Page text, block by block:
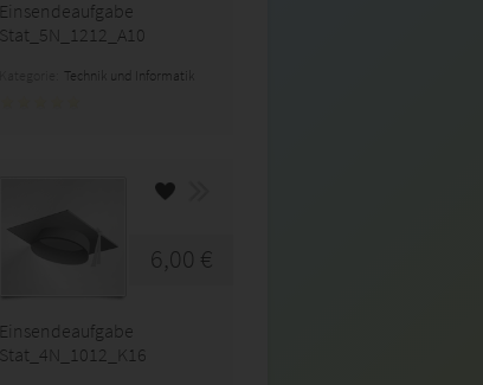
Einsendeaufgabe
Stat_5N_1212_A10
Technik und Informatik
6,00 €
Einsendeaufgabe
Stat_4N_1012_K16